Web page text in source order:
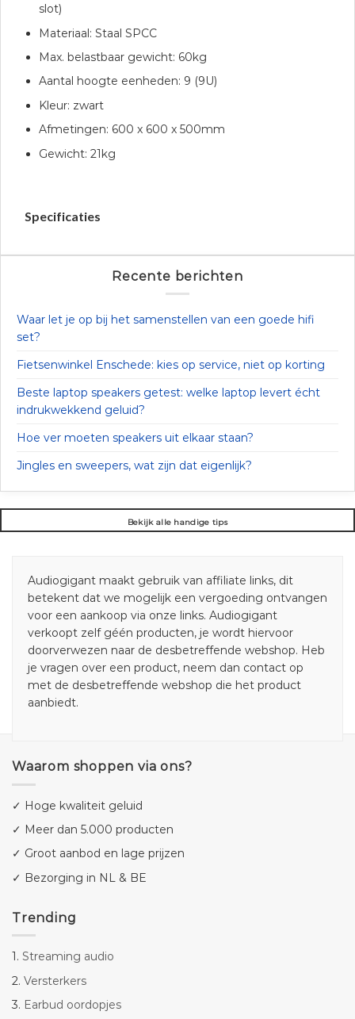
slot)
Materiaal: Staal SPCC
Max. belastbaar gewicht: 60kg
Aantal hoogte eenheden: 9 (9U)
Kleur: zwart
Afmetingen: 600 x 600 x 500mm
Gewicht: 21kg
Specificaties
Recente berichten
Waar let je op bij het samenstellen van een goede hifi
set?
Fietsenwinkel Enschede: kies op service, niet op korting
Beste laptop speakers getest: welke laptop levert écht
indrukwekkend geluid?
Hoe ver moeten speakers uit elkaar staan?
Jingles en sweepers, wat zijn dat eigenlijk?
Bekijk alle handige tips
Audiogigant maakt gebruik van affiliate links, dit
betekent dat we mogelijk een vergoeding ontvangen
voor een aankoop via onze links. Audiogigant
verkoopt zelf géén producten, je wordt hiervoor
doorverwezen naar de desbetreffende webshop. Heb
je vragen over een product, neem dan contact op
met de desbetreffende webshop die het product
aanbiedt.
Waarom shoppen via ons?
✓ Hoge kwaliteit geluid
✓ Meer dan 5.000 producten
✓ Groot aanbod en lage prijzen
✓ Bezorging in NL & BE
Trending
1. Streaming audio
2. Versterkers
3. Earbud oordopjes